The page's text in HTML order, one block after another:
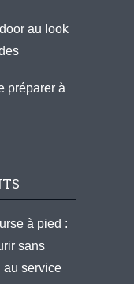
au look
préparer à
à pied :
sans
au service